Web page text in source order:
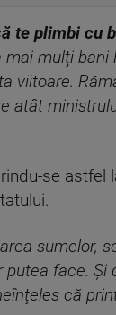
te plimbi cu
mulţi bani
viitoare.
atât
se astfel
sumelor,
face. Şi
că